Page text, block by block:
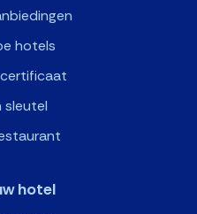
hotels
sleutel
hotel